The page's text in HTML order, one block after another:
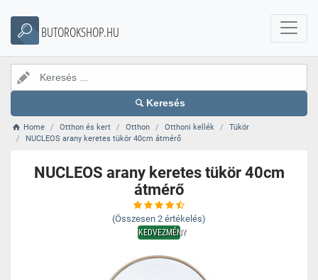
BUTOROKSHOP.HU
Keresés
Home Otthon és kert Otthon Otthoni kellék
Tükör
NUCLEOS arany keretes tükör 40cm átmérő
NUCLEOS arany keretes tükör 40cm
átmérő
(Összesen 2 értékelés)
KEDVEZMÉNY